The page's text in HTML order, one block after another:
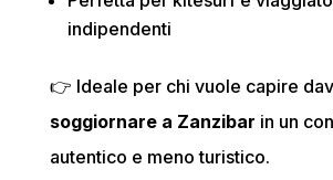
indipendenti
👉 Ideale per chi vuole capire
soggiornare a Zanzibar in un
autentico e meno turistico.